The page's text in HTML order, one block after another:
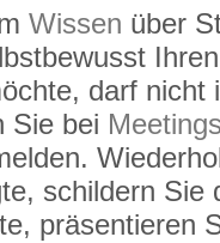
Wissen über
darf nicht
Sie bei Meetings
schildern Sie
präsentieren